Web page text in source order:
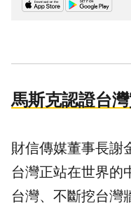
馬斯克認證台
財信傳媒董事長謝
台灣正站在世界的
台灣、不斷挖台灣